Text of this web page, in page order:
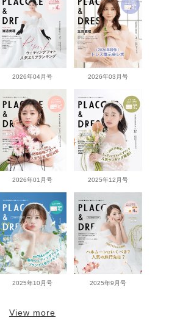
2026年04月号 2026年03月号
2026年01月号 2025年12月号
2025年10月号 2025年9月号
View more